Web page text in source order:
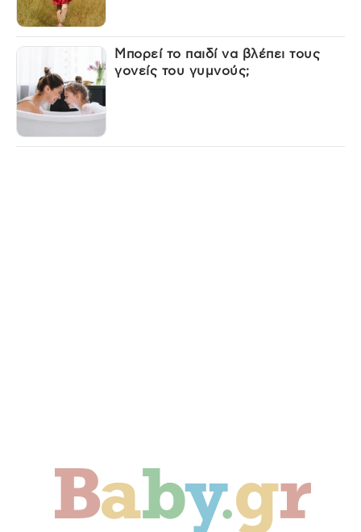
Μπορεί το παιδί να βλέπει τους
γονείς του γυμνούς;